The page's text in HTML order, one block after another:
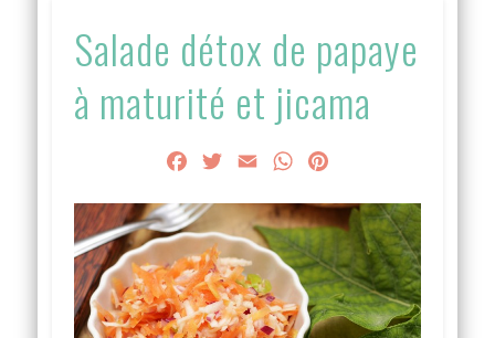
Salade détox de papaye
à maturité et jicama
FacebookTwitter
Email WhatsApp